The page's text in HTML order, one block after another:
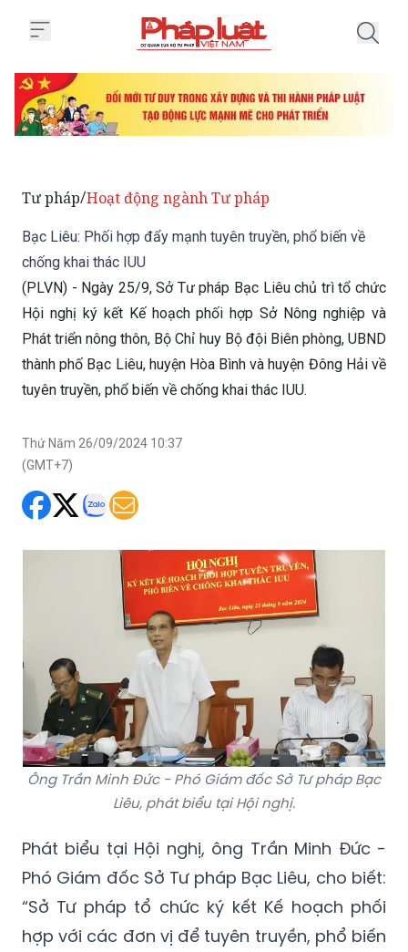
Tư pháp/Hoạt động ngành Tư pháp
Bạc Liêu: Phối hợp đẩy mạnh tuyên truyền, phổ biến về
chống khai thác IUU
(PLVN) - Ngày 25/9, Sở Tư pháp Bạc Liêu chủ trì tổ chức
Hội nghị ký kết Kế hoạch phối hợp Sở Nông nghiệp và
Phát triển nông thôn, Bộ Chỉ huy Bộ đội Biên phòng, UBND
thành phố Bạc Liêu, huyện Hòa Bình và huyện Đông Hải về
tuyên truyền, phổ biến về chống khai thác IUU.
Thứ Năm 26/09/2024 10:37
(GMT+7)
Ông Trần Minh Đức - Phó Giám đốc Sở Tư pháp Bạc
Liêu, phát biểu tại Hội nghị.
Phát biểu tại Hội nghị, ông Trần Minh Đức -
Phó Giám đốc Sở Tư pháp Bạc Liêu, cho biết:
“Sở Tư pháp tổ chức ký kết Kế hoạch phối
hợp với các đơn vị để tuyên truyền, phổ biến